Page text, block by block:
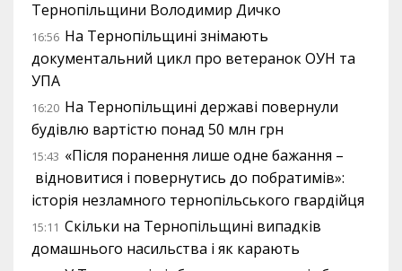
Тернопільщини Володимир Дичко
16:56 На Тернопільщині знімають
документальний цикл про ветеранок ОУН та
УПА
16:20 На Тернопільщині державі повернули
будівлю вартістю понад 50 млн грн
15:43 «Після поранення лише одне бажання –
відновитися і повернутись до побратимів»:
історія незламного тернопільського гвардійця
15:11 Скільки на Тернопільщині випадків
домашнього насильства і як карають